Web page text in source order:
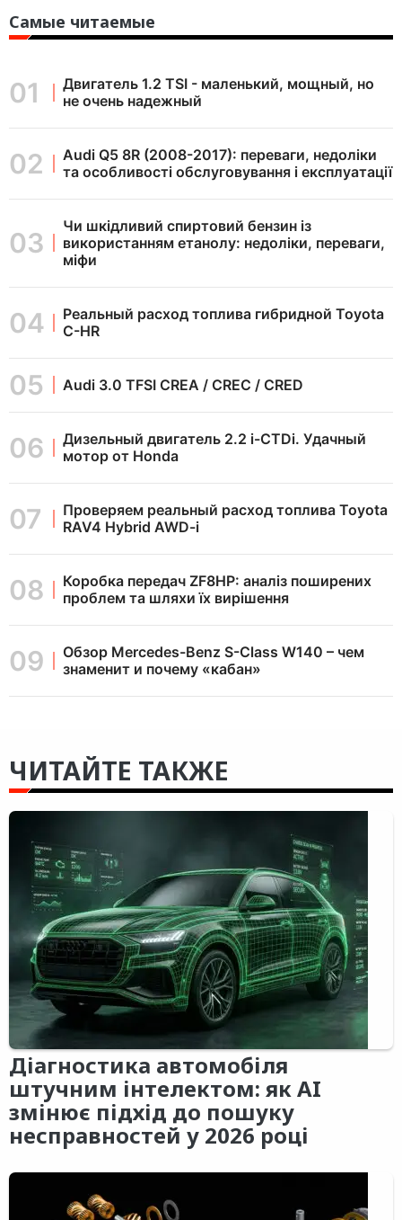
Самые читаемые
Двигатель 1.2 TSI - маленький, мощный, но
не очень надежный
Audi Q5 8R (2008-2017): переваги, недоліки
та особливості обслуговування і експлуатації
Чи шкідливий спиртовий бензин із
використанням етанолу: недоліки, переваги,
міфи
Реальный расход топлива гибридной Toyota
C-HR
Audi 3.0 TFSI CREA / CREC / CRED
Дизельный двигатель 2.2 i-CTDi. Удачный
мотор от Honda
Проверяем реальный расход топлива Toyota
RAV4 Hybrid AWD-i
Коробка передач ZF8HP: аналіз поширених
проблем та шляхи їх вирішення
Обзор Mercedes-Benz S-Class W140 – чем
знаменит и почему «кабан»
ЧИТАЙТЕ ТАКЖЕ
Діагностика автомобіля
штучним інтелектом: як AI
змінює підхід до пошуку
несправностей у 2026 році